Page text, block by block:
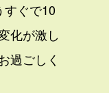
すぐで10
化が激し
過ごしく